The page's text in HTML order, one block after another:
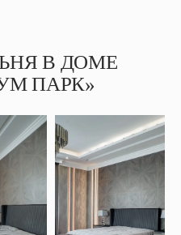
В ДОМЕ
ПАРК»